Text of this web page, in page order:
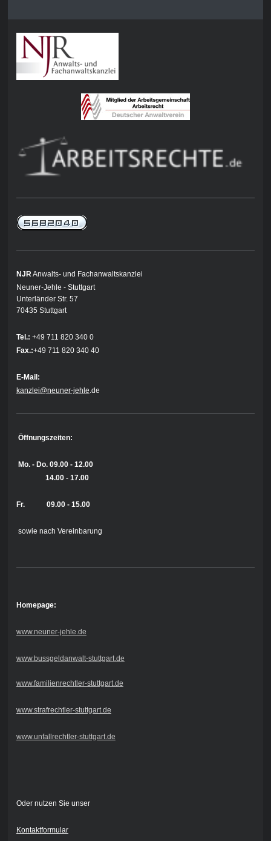
NJR Anwalts- und Fachanwaltskanzlei
Neuner-Jehle - Stuttgart
Unterländer Str. 57
70435 Stuttgart
Tel.: +49 711 820 340 0
Fax.:+49 711 820 340 40
E-Mail:
kanzlei@neuner-jehle .de
Öffnungszeiten:
Mo. - Do. 09.00 - 12.00
14.00 - 17.00
Fr. 09.00 - 15.00
sowie nach Vereinbarung
Homepage:
www.neuner-jehle.de
www.bussgeldanwalt-stuttgart.de
www.familienrechtler-stuttgart.de
www.strafrechtler-stuttgart.de
www.unfallrechtler-stuttgart.de
Oder nutzen Sie unser
Kontaktformular